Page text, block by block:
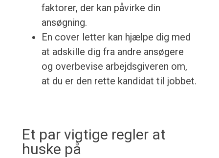
faktorer, der kan påvirke din
ansøgning.
En cover letter kan hjælpe dig med
at adskille dig fra andre ansøgere
og overbevise arbejdsgiveren om,
at du er den rette kandidat til jobbet.
Et par vigtige regler at
huske på